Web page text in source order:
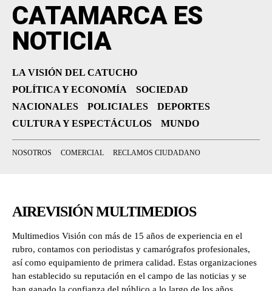
CATAMARCA ES
NOTICIA
LA VISIÓN DEL CATUCHO
POLÍTICA Y ECONOMÍA
SOCIEDAD
NACIONALES
POLICIALES
DEPORTES
CULTURA Y ESPECTÁCULOS
MUNDO
NOSOTROS COMERCIAL RECLAMOS CIUDADANO
AIREVISIÓN MULTIMEDIOS
Multimedios Visión con más de 15 años de experiencia en el
rubro, contamos con periodistas y camarógrafos profesionales,
así como equipamiento de primera calidad. Estas organizaciones
han establecido su reputación en el campo de las noticias y se